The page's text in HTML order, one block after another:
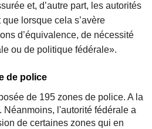
et, d’autre part, les autorités
lorsque cela s’avère
d’équivalence, de nécessité
ou de politique fédérale».
de police
de 195 zones de police. A la
Néanmoins, l'autorité fédérale a
de certaines zones qui en